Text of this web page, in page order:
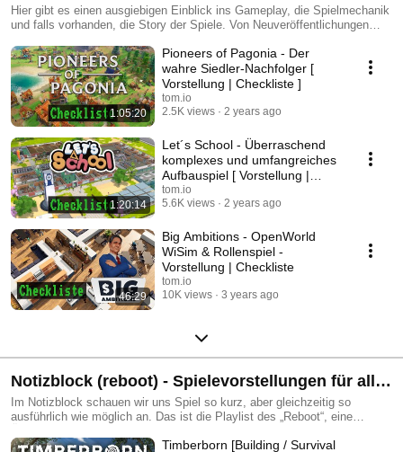
Zeit [ Tests / Reviews / Previews ]
Hier gibt es einen ausgiebigen Einblick ins Gameplay, die Spielmechanik
und falls vorhanden, die Story der Spiele. Von Neuveröffentlichungen
1:05:20
Pioneers of Pagonia - Der
wahre Siedler-Nachfolger [
Vorstellung | Checkliste ]
tom.io
2.5K views
2 years ago
1:20:14
Let´s School - Überraschend
komplexes und umfangreiches
Aufbauspiel [ Vorstellung |
Checkliste ]
tom.io
5.6K views
2 years ago
46:29
Big Ambitions - OpenWorld
WiSim & Rollenspiel -
Vorstellung | Checkliste
tom.io
10K views
3 years ago
Notizblock (reboot) - Spielevorstellungen für alle
mit wenig Zeit [ Tests / Reviews / Previews ]
Im Notizblock schauen wir uns Spiel so kurz, aber gleichzeitig so
ausführlich wie möglich an. Das ist die Playlist des „Reboot“, eine
Nachvertonung.
Timberborn [Building / Survival